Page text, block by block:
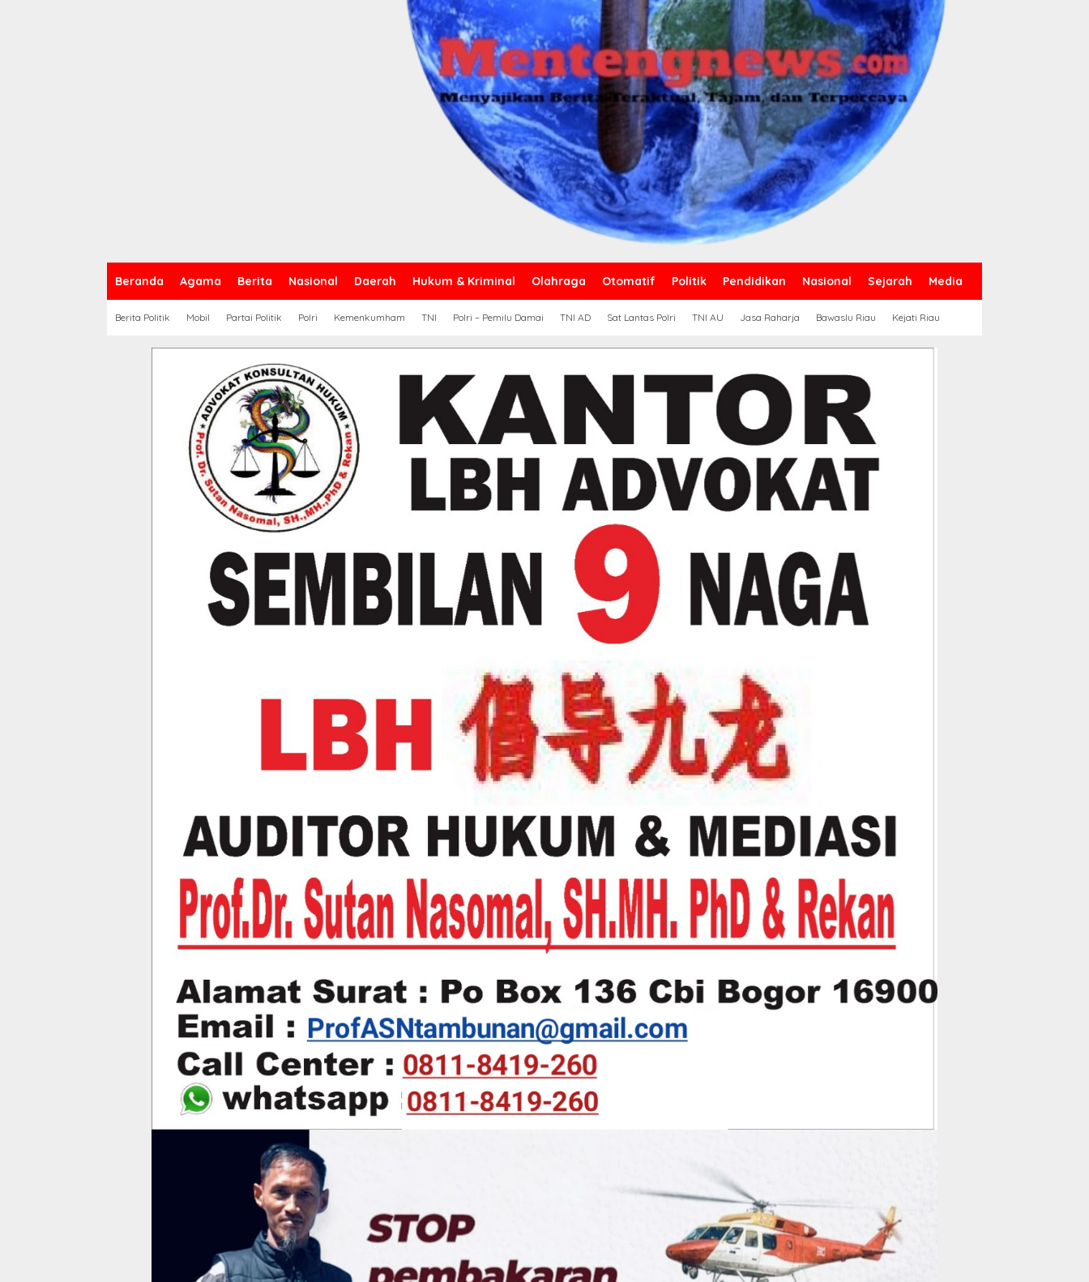
Beranda Agama Berita Nasional Daerah Hukum & Kriminal Olahraga Otomatif Politik Pendidikan Nasional Sejarah Media
Berita Politik Mobil Partai Politik Polri Kemenkumham TNI Polri – Pemilu Damai TNI AD Sat Lantas Polri TNI AU Jasa Raharja Bawaslu Riau Kejati Riau